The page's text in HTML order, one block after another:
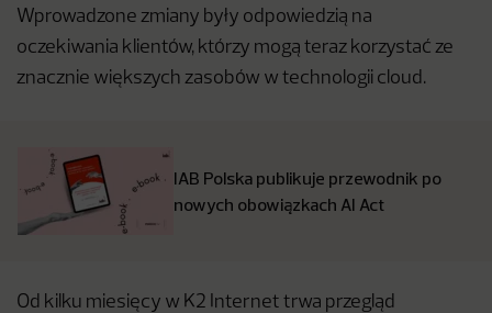
Wprowadzone zmiany były odpowiedzią na
oczekiwania klientów, którzy mogą teraz korzystać ze
znacznie większych zasobów w technologii cloud.
IAB Polska publikuje przewodnik po
nowych obowiązkach AI Act
Od kilku miesięcy w K2 Internet trwa przegląd